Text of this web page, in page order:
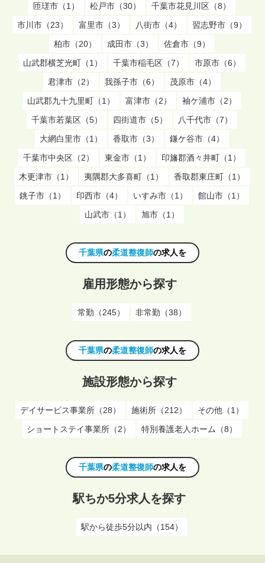
匝瑳市（1）
松戸市（30）
千葉市花見川区（8）
市川市（23）
富里市（3） 八街市（4）
習志野市（9）
柏市（20）
成田市（3）
佐倉市（9）
山武郡横芝光町（1）
千葉市稲毛区（7）
市原市（6）
君津市（2）
我孫子市（6）
茂原市（4）
山武郡九十九里町（1）
富津市（2）
袖ケ浦市（2）
千葉市若葉区（5）
四街道市（5）
八千代市（7）
大網白里市（1）
香取市（3）
鎌ケ谷市（4）
千葉市中央区（2）
東金市（1）
印旛郡酒々井町（1）
木更津市（1）
夷隅郡大多喜町（1）
香取郡東庄町（1）
銚子市（1）
印西市（4） いすみ市（1）
館山市（1）
山武市（1）
旭市（1）
千葉県の柔道整復師の求人を
雇用形態から探す
常勤（245） 非常勤（38）
千葉県の柔道整復師の求人を
施設形態から探す
デイサービス事業所（28） 施術所（212）
その他（1）
ショートステイ事業所（2）
特別養護老人ホーム（8）
千葉県の柔道整復師の求人を
駅ちか5分求人を探す
駅から徒歩5分以内（154）